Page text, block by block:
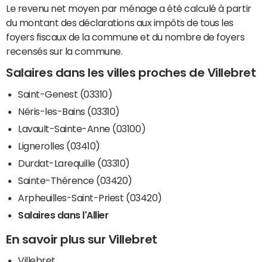
Le revenu net moyen par ménage a été calculé à partir
du montant des déclarations aux impôts de tous les
foyers fiscaux de la commune et du nombre de foyers
recensés sur la commune.
Salaires dans les villes proches de Villebret
Saint-Genest (03310)
Néris-les-Bains (03310)
Lavault-Sainte-Anne (03100)
Lignerolles (03410)
Durdat-Larequille (03310)
Sainte-Thérence (03420)
Arpheuilles-Saint-Priest (03420)
Salaires dans l'Allier
En savoir plus sur Villebret